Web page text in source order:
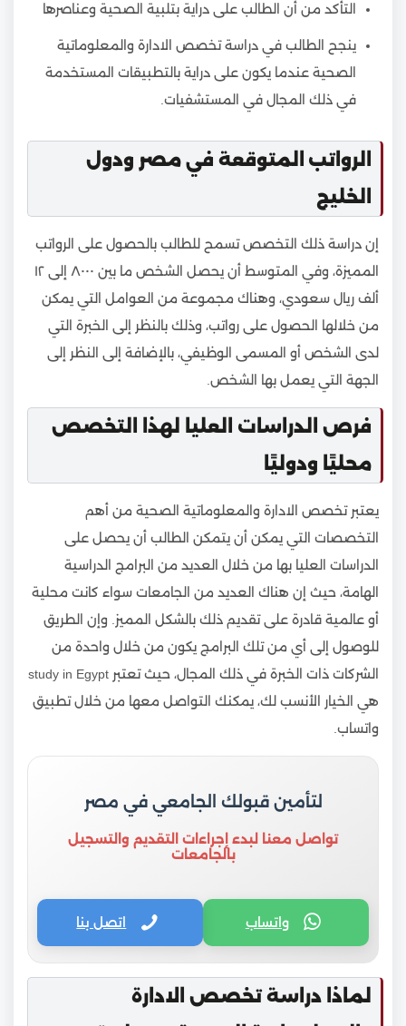
التأكد من أن الطالب على دراية بتلبية الصحية وعناصرها
ينجح الطالب في دراسة تخصص الادارة والمعلوماتية
الصحية عندما يكون على دراية بالتطبيقات المستخدمة
في ذلك المجال في المستشفيات.
الرواتب المتوقعة في مصر ودول
الخليج
إن دراسة ذلك التخصص تسمح للطالب بالحصول على الرواتب
المميزة، وفي المتوسط أن يحصل الشخص ما بين ٨٠٠٠ إلى ١٢
ألف ريال سعودي، وهناك مجموعة من العوامل التي يمكن
من خلالها الحصول على رواتب، وذلك بالنظر إلى الخبرة التي
لدى الشخص أو المسمى الوظيفي، بالإضافة إلى النظر إلى
الجهة التي يعمل بها الشخص.
فرص الدراسات العليا لهذا التخصص
محليًا ودوليًا
يعتبر تخصص الادارة والمعلوماتية الصحية من أهم
التخصصات التي يمكن أن يتمكن الطالب أن يحصل على
الدراسات العليا بها من خلال العديد من البرامج الدراسية
الهامة، حيث إن هناك العديد من الجامعات سواء كانت محلية
أو عالمية قادرة على تقديم ذلك بالشكل المميز. وإن الطريق
للوصول إلى أي من تلك البرامج يكون من خلال واحدة من
الشركات ذات الخبرة في ذلك المجال، حيث تعتبر study in Egypt
هي الخيار الأنسب لك، يمكنك التواصل معها من خلال تطبيق
واتساب.
لتأمين قبولك الجامعي في مصر
تواصل معنا لبدء إجراءات التقديم والتسجيل
بالجامعات
واتساب اتصل بنا
لماذا دراسة تخصص الادارة